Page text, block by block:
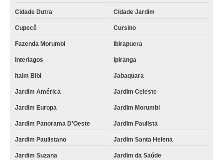
Cidade Dutra Cidade Jardim
Cupecê Cursino
Fazenda Morumbi Ibirapuera
Interlagos Ipiranga
Itaim Bibi Jabaquara
Jardim América Jardim Celeste
Jardim Europa Jardim Morumbi
Jardim Panorama D'Oeste Jardim Paulista
Jardim Paulistano Jardim Santa Helena
Jardim Suzana Jardim da Saúde